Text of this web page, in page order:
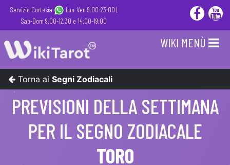
Servizio Cortesia
Lun-Ven 9.00-23:00 |
Sab-Dom 9.00-12.30 e 14:00-19:00
WIKI MENÙ
Torna ai Segni Zodiacali
PREVISIONI DELLA SETTIMANA
PER IL SEGNO ZODIACALE
TORO